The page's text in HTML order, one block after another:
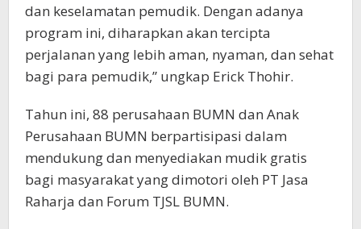
dan keselamatan pemudik. Dengan adanya
program ini, diharapkan akan tercipta
perjalanan yang lebih aman, nyaman, dan sehat
bagi para pemudik,” ungkap Erick Thohir.
Tahun ini, 88 perusahaan BUMN dan Anak
Perusahaan BUMN berpartisipasi dalam
mendukung dan menyediakan mudik gratis
bagi masyarakat yang dimotori oleh PT Jasa
Raharja dan Forum TJSL BUMN.